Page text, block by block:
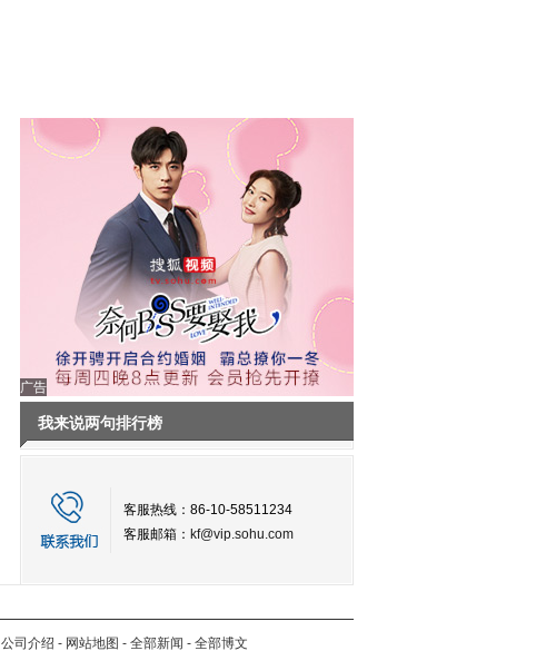
广告
我来说两句排行榜
客服热线：86-10-58511234
客服邮箱： kf@vip.sohu.com
公司介绍 - 网站地图 - 全部新闻 - 全部博文